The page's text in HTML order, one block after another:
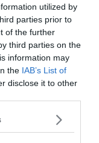
utilized by
parties prior to
of the further
third parties on the
information may
the IAB’s List of
disclose it to other
ér rá